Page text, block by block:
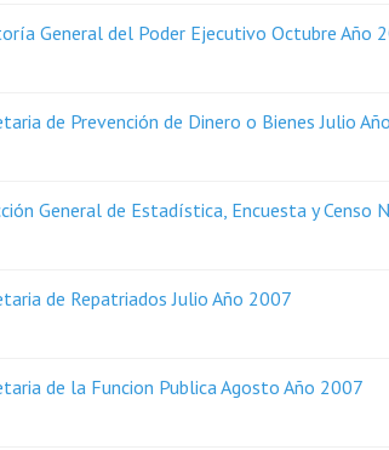
General del Poder Ejecutivo Octubre Año
de Prevención de Dinero o Bienes Julio
General de Estadística, Encuesta y Censo
de Repatriados Julio Año 2007
de la Funcion Publica Agosto Año 2007